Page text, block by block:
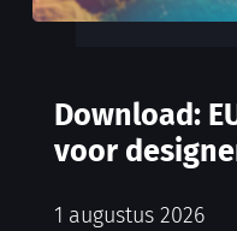
Download:
voor
1 augustus 2026